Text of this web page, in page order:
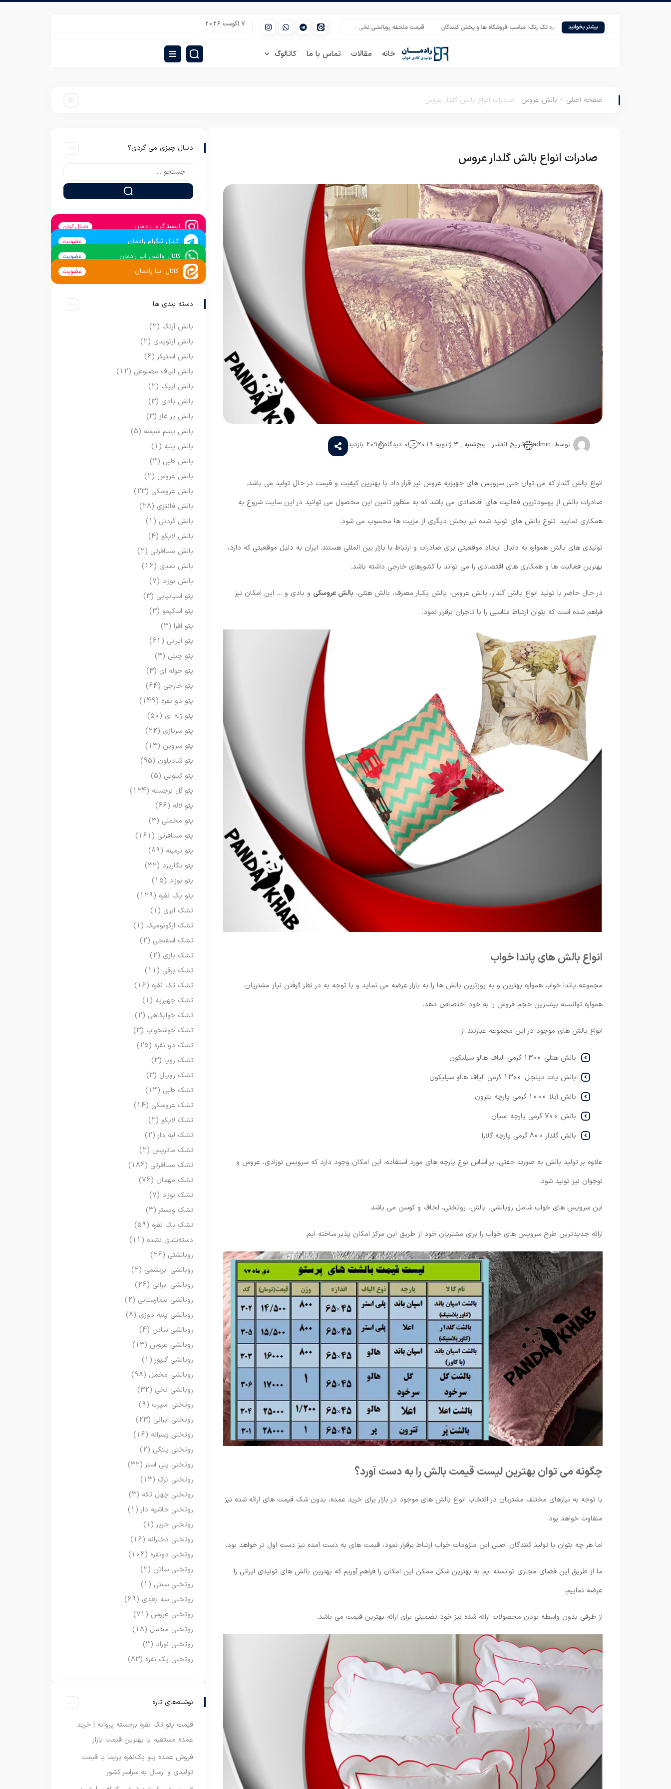
بیشتر بخوانید
روتختی دونفره تک رنگ؛ مناسب فروشگاه ها و پخش کنندگان قیمت ملحفه روبالشی نخی عمده در بازار فروش عمده پتوی کودک خارجی در بازار مرکز فروش تشک مهمان ژینورا مدل پرسان 7 آگوست 2026
خانه مقالات تماس با ما کاتالوگ
صفحه اصلی > بالش عروس : صادرات انواع بالش گلدار عروس
صادرات انواع بالش گلدار عروس
توسط :admin تاریخ انتشار : پنج‌شنبه , 3 ژانویه 2019 0 دیدگاه 209 بازدید
انواع بالش گلدار که می توان حتی سرویس های جهیزیه عروس نیز قرار داد با بهترین کیفیت و قیمت در حال تولید می باشد.
صادرات بالش از پرسودترین فعالیت های اقتصادی می باشد که به منظور تامین این محصول می توانید در این سایت شروع به
همکاری نمایید. تنوع بالش های تولید شده نیز بخش دیگری از مزیت ها محسوب می شود.
تولیدی های بالش همواره به دنبال ایجاد موقعیتی برای صادرات و ارتباط با بازار بین المللی هستند. ایران به دلیل موقعیتی که دارد،
بهترین فعالیت ها و همکاری های اقتصادی را می تواند با کشورهای خارجی داشته باشد.
در حال حاضر با تولید انواع بالش گلدار، بالش عروس، بالش یکبار مصرف، بالش هتلی، بالش عروسکی و بادی و … این امکان نیز
فراهم شده است که بتوان ارتباط مناسبی را با تاجران برقرار نمود.
انواع بالش های پاندا خواب
مجموعه پاندا خواب همواره بهترین و به روزترین بالش ها را به بازار عرضه می نماید و با توجه به در نظر گرفتن نیاز مشتریان،
همواره توانسته بیشترین حجم فروش را به خود اختصاص دهد.
انواع بالش های موجود در این مجموعه عبارتند از:
بالش هتلی 1300 گرمی الیاف هالو سیلیکون
بالش یات دینجل 1300 گرمی الیاف هالو سیلیکون
بالش آیلا 1000 گرمی پارچه تترون
بالش 700 گرمی پارچه اسپان
بالش گلدار 800 گرمی پارچه گلارا
علاوه بر تولید بالش به صورت جفتی، بر اساس نوع پارچه های مورد استفاده، این امکان وجود دارد که سرویس نوزادی، عروس و
نوجوان نیز تولید شود.
این سرویس های خواب شامل روبالشی، بالش، روتختی، لحاف و کوسن می باشد.
ارائه جدیدترین طرح سرویس های خواب را برای مشتریان خود از طریق این مرکز امکان پذیر ساخته ایم.
چگونه می توان بهترین لیست قیمت بالش را به دست آورد؟
با توجه به نیازهای مختلف مشتریان در انتخاب انواع بالش های موجود در بازار برای خرید عمده، بدون شک قیمت های ارائه شده نیز
متفاوت خواهد بود.
اما هر چه بتوان با تولید کنندگان اصلی این ملزومات خواب ارتباط برقرار نمود، قیمت های به دست آمده نیز دست اول تر خواهد بود.
ما از طریق این فضای مجازی توانسته ایم به بهترین شکل ممکن این امکان را فراهم آوریم که بهترین بالش های تولیدی ایرانی را
عرضه نماییم.
از طرفی بدون واسطه بودن محصولات ارائه شده نیز خود تضمینی برای ارائه بهترین قیمت می باشد.
دنبال چیزی می گردی؟
اینستاگرام رادمان دنبال کردن
کانال تلگرام رادمان عضویت
کانال واتس اپ رادمان عضویت
کانال ایتا رادمان عضویت
دسته بندی ها
بالش آرنگ (2)
بالش ارتوپدی (2)
بالش استیکر (6)
بالش الیاف مصنوعی (12)
بالش ایپک (2)
بالش بادی (3)
بالش پر غاز (3)
بالش پشم شیشه (5)
بالش پنبه (1)
بالش طبی (3)
بالش عروس (2)
بالش عروسکی (23)
بالش فانتزی (28)
بالش گردنی (1)
بالش لایکو (4)
بالش مسافرتی (2)
بالش نمدی (16)
بالش نوزاد (7)
پتو اسپانیایی (3)
پتو اسکیمو (3)
پتو افرا (3)
پتو ایرانی (61)
پتو چینی (3)
پتو حوله ای (3)
پتو خارجی (64)
پتو دو نفره (149)
پتو ژله ای (50)
پتو سربازی (22)
پتو سروین (13)
پتو شادیلون (95)
پتو کیلویی (5)
پتو گل برجسته (124)
پتو لاله (66)
پتو مخملی (3)
پتو مسافرتی (161)
پتو نرمینه (89)
پتو نگاریزد (32)
پتو نوزاد (15)
پتو یک نفره (129)
تشک ابری (1)
تشک ارگونومیک (1)
تشک اسفنجی (2)
تشک بازی (2)
تشک برقی (11)
تشک تک نفره (16)
تشک جهیزیه (1)
تشک خوابگاهی (2)
تشک خوشخواب (3)
تشک دو نفره (25)
تشک رویا (3)
تشک رویال (3)
تشک طبی (13)
تشک عروسکی (14)
تشک لایکو (2)
تشک لبه دار (2)
تشک ماتریس (2)
تشک مسافرتی (186)
تشک مهمان (76)
تشک نوزاد (7)
تشک ویستر (3)
تشک یک نفره (59)
دسته‌بندی نشده (11)
روبالشتی (26)
روبالشی ابریشمی (2)
روبالشی ایرانی (26)
روبالشی بیمارستانی (2)
روبالشی پنبه دوزی (8)
روبالشی ساتن (4)
روبالشی عروس (13)
روبالشی گیپور (1)
روبالشی مخمل (98)
روبالشی نخی (32)
روتختی اسپرت (9)
روتختی ایرانی (23)
روتختی پسرانه (16)
روتختی پلنگی (2)
روتختی پلی استر (32)
روتختی ترک (13)
روتختی چهل تکه (3)
روتختی حاشیه دار (1)
روتختی حریر (1)
روتختی دخترانه (16)
روتختی دونفره (106)
روتختی ساتن (2)
روتختی سنتی (1)
روتختی سه بعدی (69)
روتختی عروس (71)
روتختی مخمل (18)
روتختی نوزاد (3)
روتختی یک نفره (83)
نوشته‌های تازه
قیمت پتو تک نفره برجسته پروانه | خرید
عمده مستقیم با بهترین قیمت بازار
فروش عمده پتو یک‌نفره پریما با قیمت
تولیدی و ارسال به سراسر کشور